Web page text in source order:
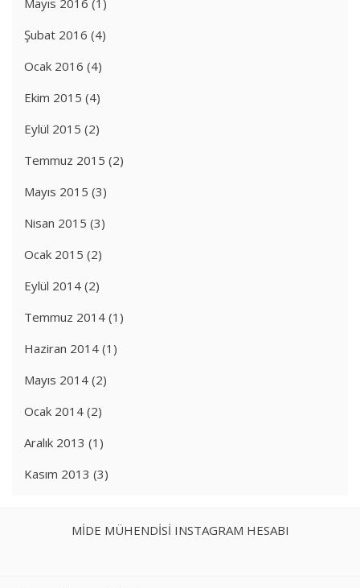
Mayıs 2016 (1)
Şubat 2016 (4)
Ocak 2016 (4)
Ekim 2015 (4)
Eylül 2015 (2)
Temmuz 2015 (2)
Mayıs 2015 (3)
Nisan 2015 (3)
Ocak 2015 (2)
Eylül 2014 (2)
Temmuz 2014 (1)
Haziran 2014 (1)
Mayıs 2014 (2)
Ocak 2014 (2)
Aralık 2013 (1)
Kasım 2013 (3)
MİDE MÜHENDİSİ INSTAGRAM HESABI